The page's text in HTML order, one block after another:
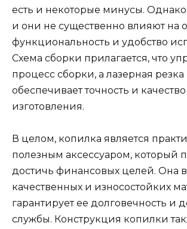
есть и некоторые минусы.
и они не существенно влияют на
функциональность и удобство
Схема сборки прилагается, что
процесс сборки, а лазерная резка
обеспечивает точность и качество
изготовления.
В целом, копилка является
полезным аксессуаром, который
достичь финансовых целей. Она
качественных и износостойких
гарантирует ее долговечность и
службы. Конструкция копилки